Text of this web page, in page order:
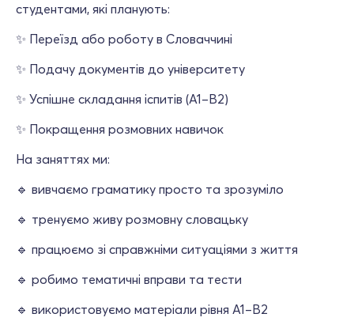
студентами, які планують:
✨ Переїзд або роботу в Словаччині
✨ Подачу документів до університету
✨ Успішне складання іспитів (A1–B2)
✨ Покращення розмовних навичок
На заняттях ми:
🔹 вивчаємо граматику просто та зрозуміло
🔹 тренуємо живу розмовну словацьку
🔹 працюємо зі справжніми ситуаціями з життя
🔹 робимо тематичні вправи та тести
🔹 використовуємо матеріали рівня A1–B2